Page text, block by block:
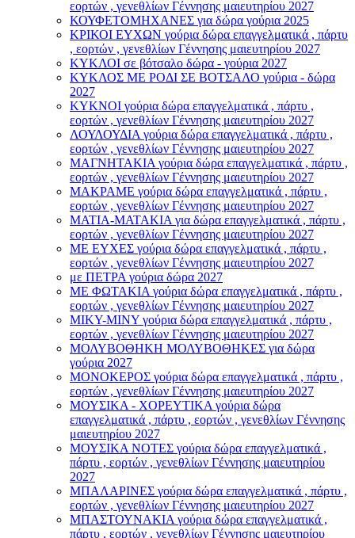
εορτών , γενεθλίων Γέννησης μαιευτηρίου 2027
ΚΟΥΦΕΤΟΜΗΧΑΝΕΣ για δώρα γούρια 2025
ΚΡΙΚΟΙ ΕΥΧΩΝ γούρια δώρα επαγγελματικά , πάρτυ
, εορτών , γενεθλίων Γέννησης μαιευτηρίου 2027
ΚΥΚΛΟΙ σε βότσαλο δώρα - γούρια 2027
ΚΥΚΛΟΣ ΜΕ ΡΟΔΙ ΣΕ ΒΟΤΣΑΛΟ γούρια - δώρα
2027
ΚΥΚΝΟΙ γούρια δώρα επαγγελματικά , πάρτυ ,
εορτών , γενεθλίων Γέννησης μαιευτηρίου 2027
ΛΟΥΛΟΥΔΙΑ γούρια δώρα επαγγελματικά , πάρτυ ,
εορτών , γενεθλίων Γέννησης μαιευτηρίου 2027
ΜΑΓΝΗΤΑΚΙΑ γούρια δώρα επαγγελματικά , πάρτυ ,
εορτών , γενεθλίων Γέννησης μαιευτηρίου 2027
ΜΑΚΡΑΜΕ γούρια δώρα επαγγελματικά , πάρτυ ,
εορτών , γενεθλίων Γέννησης μαιευτηρίου 2027
ΜΑΤΙΑ-ΜΑΤΑΚΙΑ για δώρα επαγγελματικά , πάρτυ ,
εορτών , γενεθλίων Γέννησης μαιευτηρίου 2027
ΜΕ ΕΥΧΕΣ γούρια δώρα επαγγελματικά , πάρτυ ,
εορτών , γενεθλίων Γέννησης μαιευτηρίου 2027
με ΠΕΤΡΑ γούρια δώρα 2027
ΜΕ ΦΩΤΑΚΙΑ γούρια δώρα επαγγελματικά , πάρτυ ,
εορτών , γενεθλίων Γέννησης μαιευτηρίου 2027
ΜΙΚΥ-ΜΙΝΥ γούρια δώρα επαγγελματικά , πάρτυ ,
εορτών , γενεθλίων Γέννησης μαιευτηρίου 2027
ΜΟΛΥΒΟΘΗΚΗ ΜΟΛΥΒΟΘΗΚΕΣ για δώρα
γούρια 2027
ΜΟΝΟΚΕΡΟΣ γούρια δώρα επαγγελματικά , πάρτυ ,
εορτών , γενεθλίων Γέννησης μαιευτηρίου 2027
ΜΟΥΣΙΚΑ - ΧΟΡΕΥΤΙΚΑ γούρια δώρα
επαγγελματικά , πάρτυ , εορτών , γενεθλίων Γέννησης
μαιευτηρίου 2027
ΜΟΥΣΙΚΑ ΝΟΤΕΣ γούρια δώρα επαγγελματικά ,
πάρτυ , εορτών , γενεθλίων Γέννησης μαιευτηρίου
2027
ΜΠΑΛΑΡΙΝΕΣ γούρια δώρα επαγγελματικά , πάρτυ ,
εορτών , γενεθλίων Γέννησης μαιευτηρίου 2027
ΜΠΑΣΤΟΥΝΑΚΙΑ γούρια δώρα επαγγελματικά ,
πάρτυ , εορτών , γενεθλίων Γέννησης μαιευτηρίου